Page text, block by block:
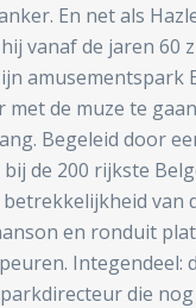
En net als
vanaf de jaren
amusementspark
met de muze te
Begeleid door
de 200 rijkste
van
en ronduit
Integendeel:
die